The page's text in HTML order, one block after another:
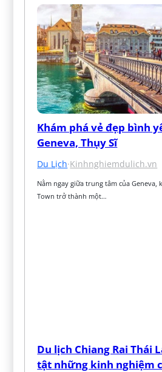
Khám phá vẻ đẹp bình
Geneva, Thụy Sĩ
Du Lịch·Kinhnghiemdulich.vn
Nằm ngay giữa trung tâm của Geneva,
Town trở thành một…
Du lịch Chiang Rai Thái
tật những kinh nghiệm